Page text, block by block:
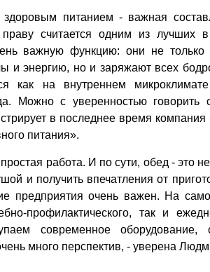
питанием - важная
считается одним из лучших в
важную функцию: они не только
и энергию, но и заряжают всех
как на внутреннем
Можно с уверенностью
в последнее время
питания».
работа. И по сути, обед - это
и получить впечатления от
предприятия очень важен. На
профилактического, так и
современное
много перспектив, - уверена